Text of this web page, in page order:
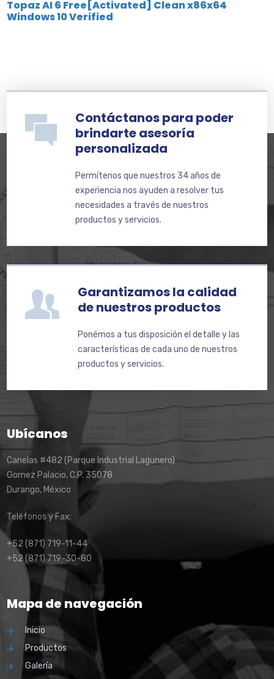
Topaz AI 6 Free[Activated] Clean x86x64
Windows 10 Verified
Contáctanos para poder
brindarte asesoría
personalizada
Permítenos que nuestros 34 años de
experiencia nos ayuden a resolver tus
necesidades a través de nuestros
productos y servicios.
Garantizamos la calidad
de nuestros productos
Ponémos a tus disposición el detalle y las
características de cada uno de nuestros
productos y servicios.
Ubícanos
Canelas #482 (Parque Industrial Lagunero)
Gomez Palacio, C.P. 35078
Durango, México
Teléfonos y Fax:
+52 (871) 719-11-44
+52 (871) 719-30-80
Mapa de navegación
Inicio
Productos
Galería